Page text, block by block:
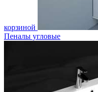
корзиной
Пеналы угловые